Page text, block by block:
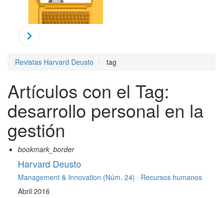
Revistas Harvard Deusto tag
Artículos con el Tag:
desarrollo personal en la
gestión
bookmark_border
Harvard Deusto
Management & Innovation (Núm. 24) · Recursos humanos
Abril 2016